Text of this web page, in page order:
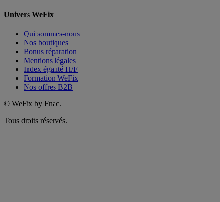
Univers WeFix
Qui sommes-nous
Nos boutiques
Bonus réparation
Mentions légales
Index égalité H/F
Formation WeFix
Nos offres B2B
© WeFix by Fnac.
Tous droits réservés.